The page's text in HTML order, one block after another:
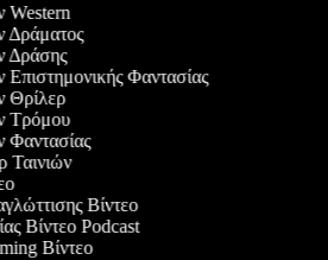
Western
Δράματος
Δράσης
Επιστημονικής Φαντασίας
Θρίλερ
Τρόμου
Φαντασίας
Ταινιών
Βίντεο
Βίντεο Podcast
Βίντεο